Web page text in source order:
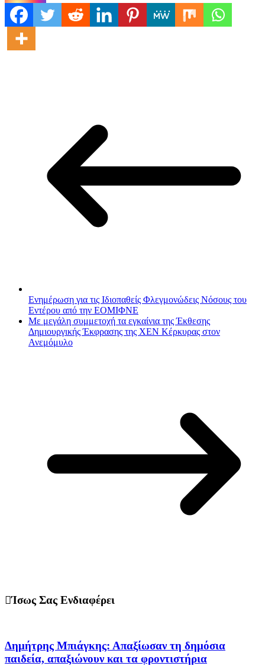
Ενημέρωση για τις Ιδιοπαθείς Φλεγμονώδεις Νόσους του
Εντέρου από την ΕΟΜΙΦΝΕ
Με μεγάλη συμμετοχή τα εγκαίνια της Έκθεσης
Δημιουργικής Έκφρασης της ΧΕΝ Κέρκυρας στον
Ανεμόμυλο
Ίσως Σας Ενδιαφέρει
Δημήτρης Μπιάγκης: Απαξίωσαν τη δημόσια
παιδεία, απαξιώνουν και τα φροντιστήρια